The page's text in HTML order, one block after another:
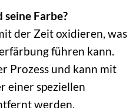
Farbe?
der Zeit oxidieren, was
führen kann.
Prozess und kann mit
einer speziellen
werden.